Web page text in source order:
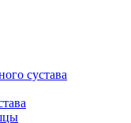
сустава